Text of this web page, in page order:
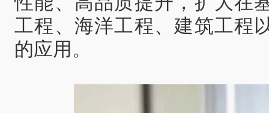
工程、海洋工程、建筑工程
的应用。‍